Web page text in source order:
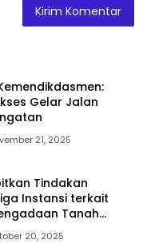
Gelar Jalan
21, 2025
Tindakan
Instansi terkait
Tanah
20, 2025